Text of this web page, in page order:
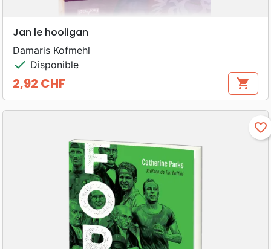
Jan le hooligan
Damaris Kofmehl
check Disponible
Prix
2,92 CHF shopping_cart
favorite_border